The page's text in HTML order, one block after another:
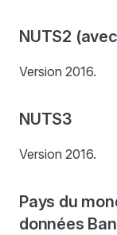
NUTS2
Version 2016.
NUTS3
Version 2016.
Pays du
données